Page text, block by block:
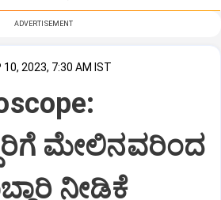
ADVERTISEMENT
10, 2023, 7:30 AM IST
ಮೇಲಿನವರಿಂದ
ನೀಡಿಕೆ